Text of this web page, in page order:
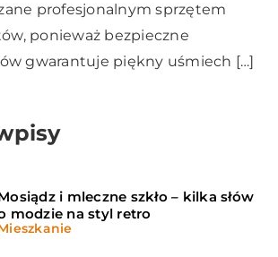
profesjonalnym sprzętem
ponieważ bezpieczne
gwarantuje piękny uśmiech […]
i mleczne szkło – kilka słów
modzie na styl retro